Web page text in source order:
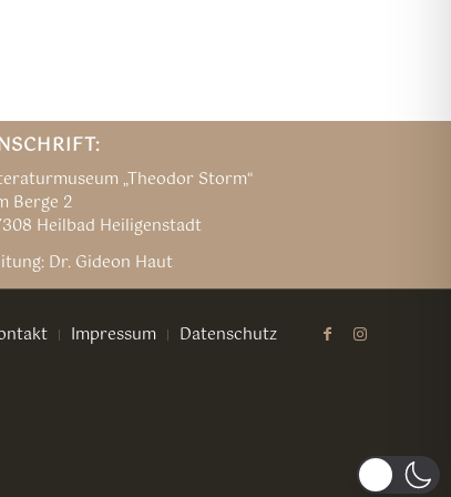
„Theodor Storm“
Berge 2
Heilbad Heiligenstadt
Dr. Gideon Haut
Impressum Datenschutz